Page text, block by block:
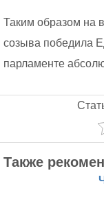
Таким образом на
созыва победила
парламенте
Также